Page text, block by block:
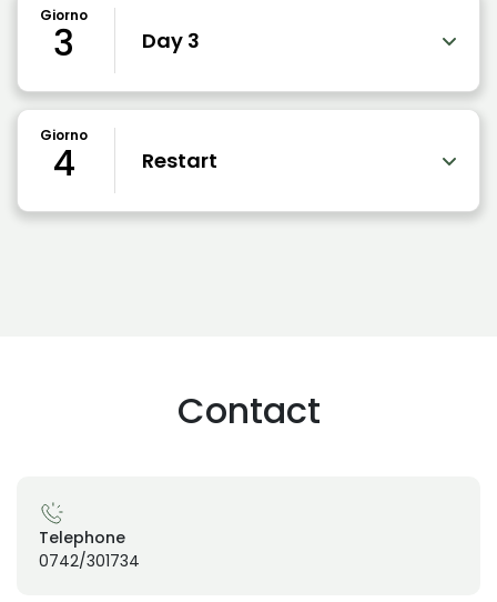
Giorno
3 Day 3
Giorno
4 Restart
Contact
Telephone
0742/301734